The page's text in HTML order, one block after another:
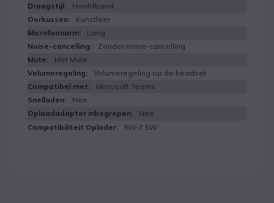
Hoofdband
Kunstleer
Lang
Zonder noise-cancelling
Met Mute
Volumeregeling op de headset
Microsoft Teams
Nee
Nee
5W-7.5W